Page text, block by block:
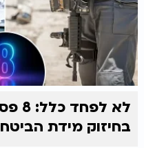
לא
בחיזוק מידת